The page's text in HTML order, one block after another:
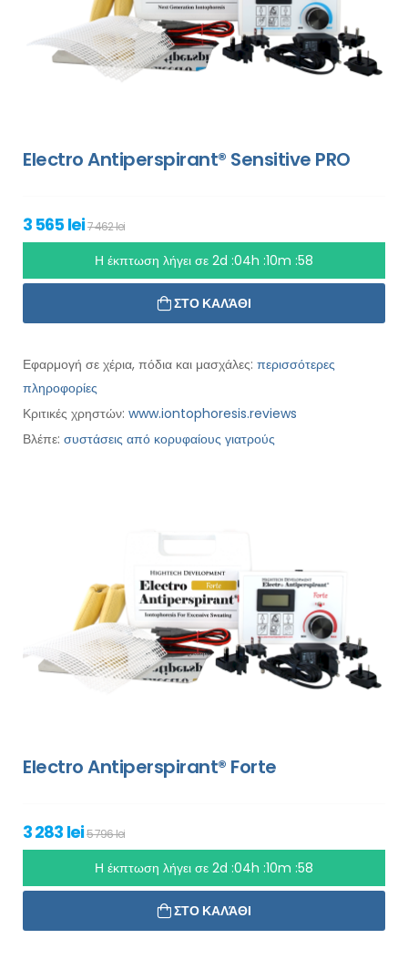
Electro Antiperspirant® Sensitive PRO
3 565 lei7 462 lei
Η έκπτωση λήγει σε 2d :04h :10m :56
ΣΤΟ ΚΑΛΆΘΙ
Εφαρμογή σε χέρια, πόδια και μασχάλες: περισσότερες
πληροφορίες
Κριτικές χρηστών: www.iontophoresis.reviews
Βλέπε: συστάσεις από κορυφαίους γιατρούς
Electro Antiperspirant® Forte
3 283 lei5 796 lei
Η έκπτωση λήγει σε 2d :04h :10m :56
ΣΤΟ ΚΑΛΆΘΙ